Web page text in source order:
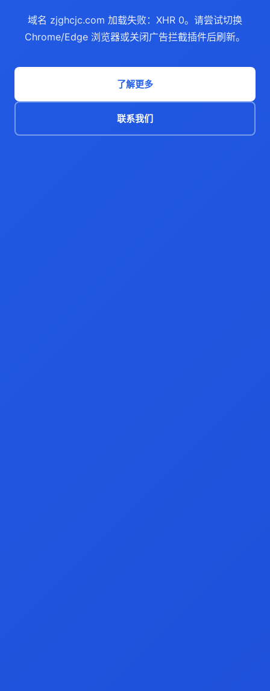
域名 zjghcjc.com 加载失败：XHR 0。请尝试切换
Chrome/Edge 浏览器或关闭广告拦截插件后刷新。
了解更多
联系我们